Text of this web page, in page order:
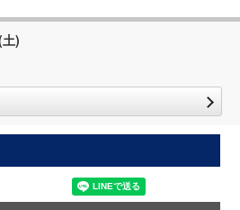
土)